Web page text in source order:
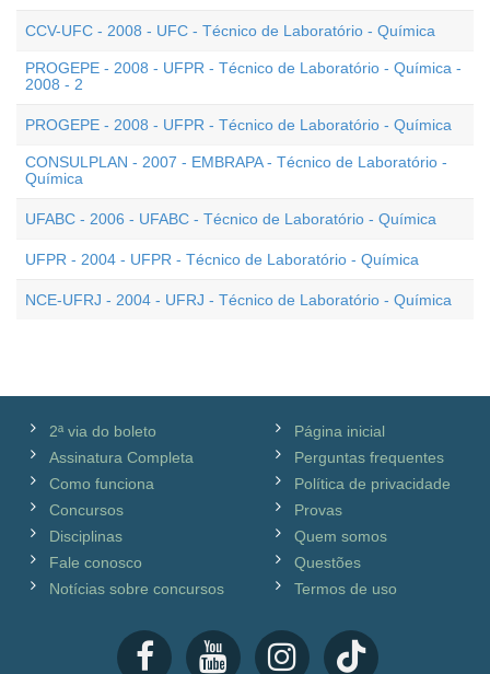
CCV-UFC - 2008 - UFC - Técnico de Laboratório - Química
PROGEPE - 2008 - UFPR - Técnico de Laboratório - Química -
2008 - 2
PROGEPE - 2008 - UFPR - Técnico de Laboratório - Química
CONSULPLAN - 2007 - EMBRAPA - Técnico de Laboratório -
Química
UFABC - 2006 - UFABC - Técnico de Laboratório - Química
UFPR - 2004 - UFPR - Técnico de Laboratório - Química
NCE-UFRJ - 2004 - UFRJ - Técnico de Laboratório - Química
2ª via do boleto
Assinatura Completa
Como funciona
Concursos
Disciplinas
Fale conosco
Notícias sobre concursos
Página inicial
Perguntas frequentes
Política de privacidade
Provas
Quem somos
Questões
Termos de uso